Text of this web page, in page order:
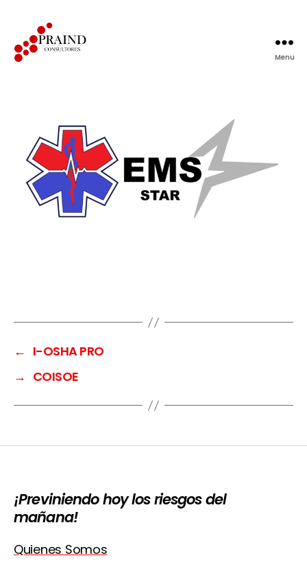
Menu
← I-OSHA PRO
→ COISOE
¡Previniendo hoy los riesgos del
mañana!
Quienes Somos